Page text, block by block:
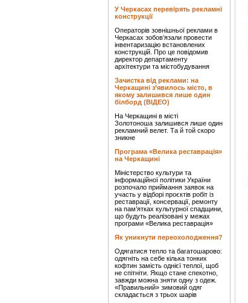
У Черкасах перевірять рекламні
конструкції
Операторів зовнішньої реклами в
Черкасах зобов’язали провести
інвентаризацію встановлених
конструкцій. Про це повідомив
директор департаменту
архітектури та містобудування
Зачистка від реклами: на
Черкащині з’явилось місто, в
якому залишився лише один
білборд (ВІДЕО)
На Черкащині в місті
Золотоноша залишився лише один
рекламний велет. Та й той скоро
зникне
Програма «Велика реставрація»
на Черкащині
Міністерство культури та
інформаційної політики України
розпочало приймання заявок на
участь у відборі проєктів робіт із
реставрації, консервації, ремонту
на пам’ятках культурної спадщини,
що будуть реалізовані у межах
програми «Велика реставрація»
Як уникнути переохолодження?
Одягатися тепло та багатошарово:
одягніть на себе кілька тонких
кофтин замість однієї теплої, щоб
не спітніти. Якщо стане спекотно,
завжди можна зняти одну з одеж.
«Правильний» зимовий одяг
складається з трьох шарів